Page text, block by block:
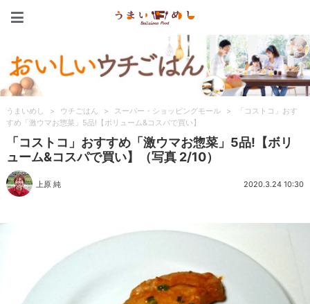
うまいめし > ウチごはん > スーパー・ショッピングモール >
「コストコ」おす
すめ「激ウマお惣菜」5品!【ボリューム&コスパで買い】
「コストコ」おすすめ「激ウマお惣菜」5品!【ボリ
ューム&コスパで買い】（写真 2/10）
上原 純 2020.3.24 10:30